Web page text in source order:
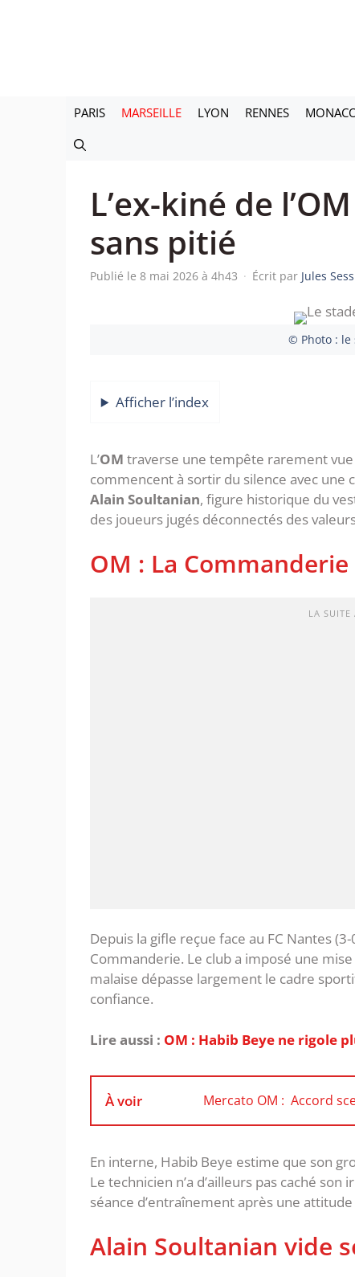
PARIS MARSEILLE LYON RENNES
L’ex-kiné de
sans pitié
Publié le 8 mai 2026 à 4h43 · Écrit par Jules
© Photo : le
Afficher l’index
‎‎L’OM traverse une tempête rarement vue
commencent à sortir du silence avec une
Alain Soultanian, figure historique du
des joueurs jugés déconnectés des
‎OM : La
LA SUITE
‎Depuis la gifle reçue face au FC Nantes
Commanderie. Le club a imposé une
malaise dépasse largement le cadre
confiance.
Lire aussi : OM : Habib Beye ne rigole
À voir Mercato OM : Accord
En interne, Habib Beye estime que son
Le technicien n’a d’ailleurs pas caché
séance d’entraînement après une
‎Alain Soultanian vide